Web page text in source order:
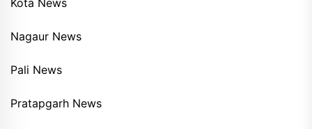
Kota News
Nagaur News
Pali News
Pratapgarh News